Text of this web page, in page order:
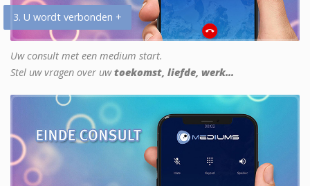
3. U wordt verbonden +
Uw consult met een medium start.
Stel uw vragen over uwtoekomst, liefde, werk...